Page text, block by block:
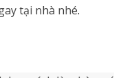
tại nhà nhé.